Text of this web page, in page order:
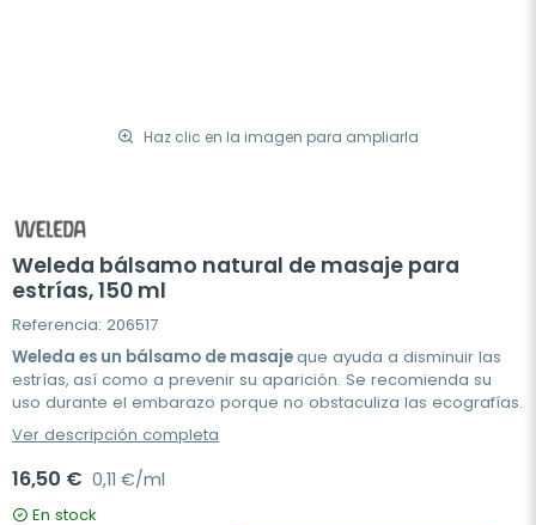
Haz clic en la imagen para ampliarla
Weleda bálsamo natural de masaje para
estrías, 150 ml
Referencia: 206517
Weleda es un bálsamo de masajeque ayuda a disminuir las
estrías, así como a prevenir su aparición. Se recomienda su
uso durante el embarazo porque no obstaculiza las ecografías.
Ver descripción completa
16,50 € 0,11 €/ml
En stock